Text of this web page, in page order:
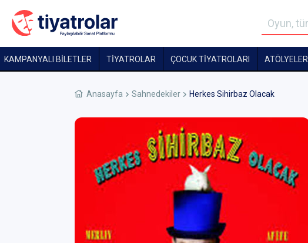
KAMPANYALI BİLETLER TİYATROLAR ÇOCUK TIYATROLARI ATÖLYELER
Anasayfa Sahnedekiler Herkes Sihirbaz Olacak